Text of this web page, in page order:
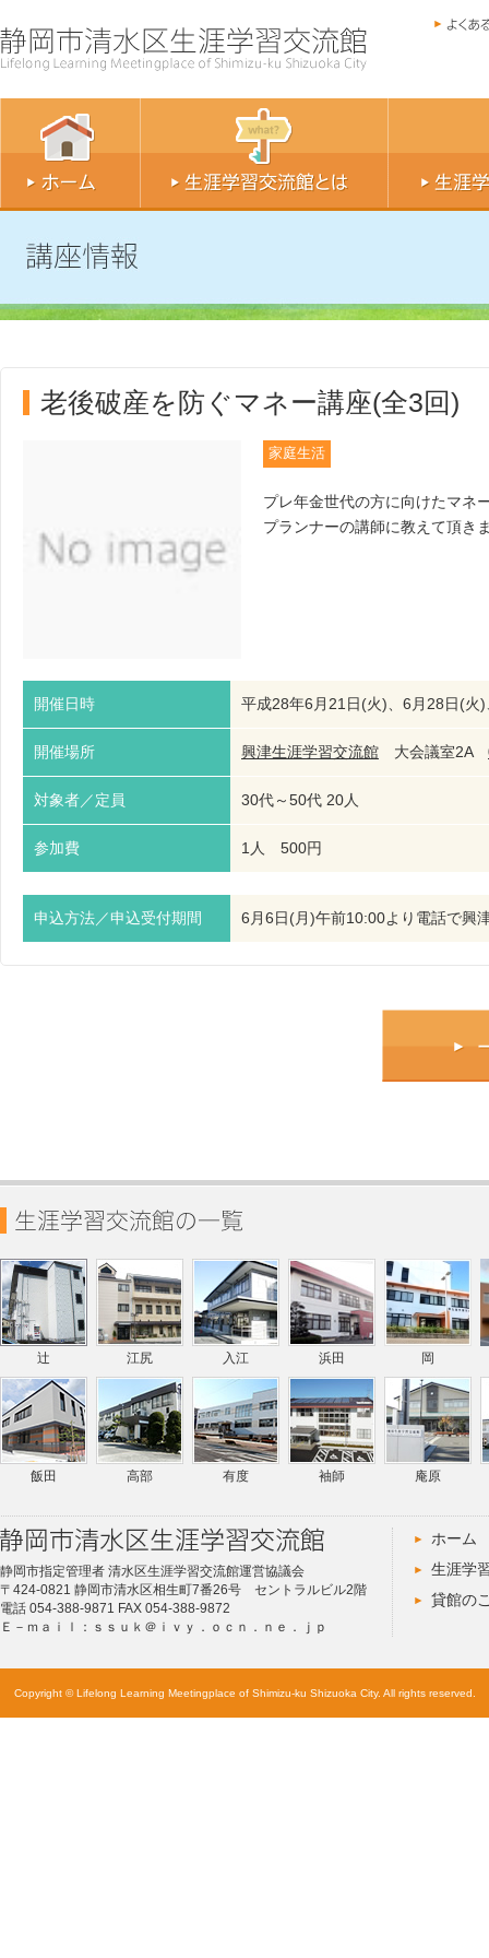
老後破産を防ぐマネー講座(全3回)
家庭生活
プレ年金世代の方に向けたマネ
プランナーの講師に教えて頂き
開催日時 平成28年6月21日(火)、6月28日(
開催場所 興津生涯学習交流館 大会議室2A
対象者／定員 30代～50代 20人
参加費 1人 500円
申込方法／申込受付期間 6月6日(月)午前10:00より電話で興
辻 江尻 入江 浜田 岡
飯田 高部 有度 袖師 庵原
静岡市指定管理者 清水区生涯学習交流館運営協議会
〒424-0821 静岡市清水区相生町7番26号 セントラルビル2階
電話 054-388-9871 FAX 054-388-9872
Ｅ－ｍａｉｌ：ｓｓｕｋ＠ｉｖｙ．ｏｃｎ．ｎｅ．ｊｐ
ホーム
生涯学
貸館の
Copyright © Lifelong Learning Meetingplace of Shimizu-ku Shizuoka City. All rights reserved.